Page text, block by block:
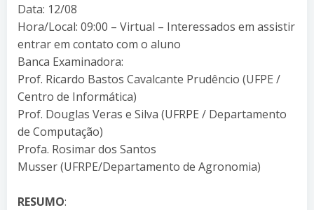
Data: 12/08
Hora/Local: 09:00 – Virtual – Interessados em assistir
entrar em contato com o aluno
Banca Examinadora:
Prof. Ricardo Bastos Cavalcante Prudêncio (UFPE /
Centro de Informática)
Prof. Douglas Veras e Silva (UFRPE / Departamento
de Computação)
Profa. Rosimar dos Santos
Musser (UFRPE/Departamento de Agronomia)
RESUMO: